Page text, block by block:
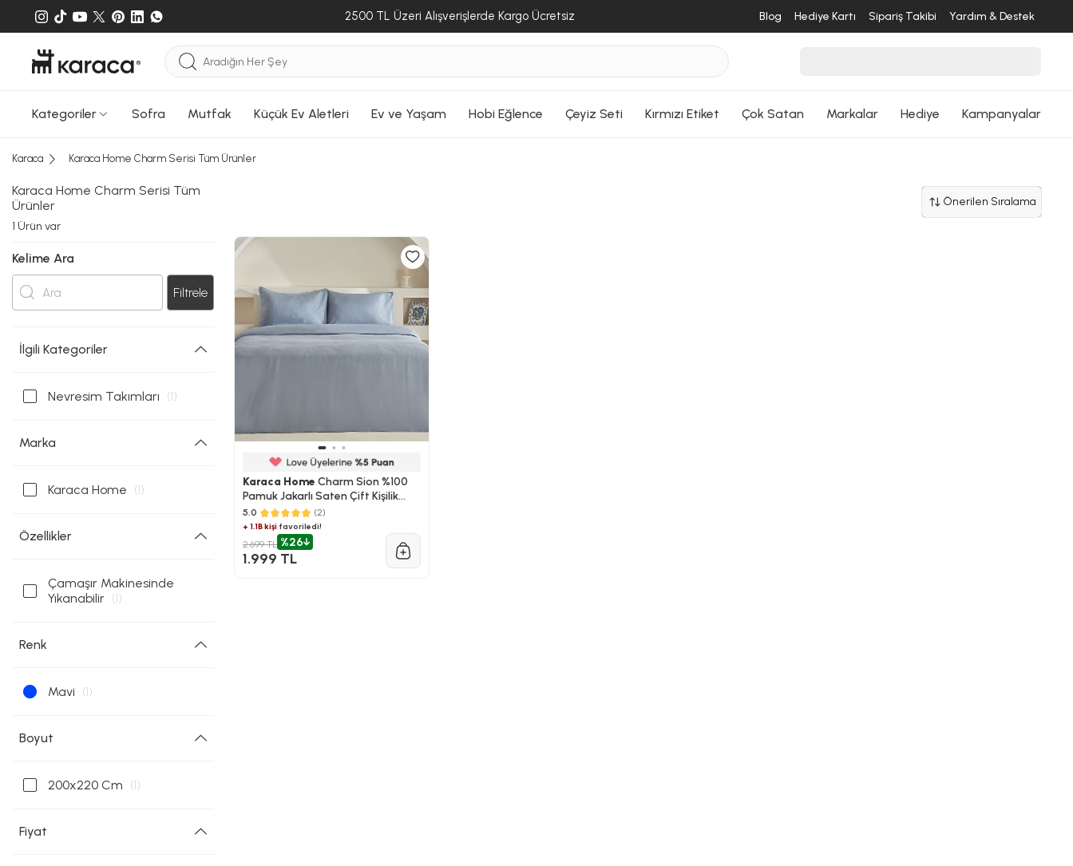
2500 TL Üzeri Alışverişlerde Kargo Ücretsiz Blog Hediye Kartı Sipariş Takibi Yardım & Destek
Kategoriler Sofra Mutfak Küçük Ev Aletleri Ev ve Yaşam Hobi Eğlence Çeyiz Seti Kırmızı Etiket Çok Satan Markalar Hediye Kampanyalar
Karaca Karaca Home Charm Serisi Tüm Ürünler
Karaca Home Charm Serisi Tüm
Ürünler
1 Ürün var
Kelime Ara
Filtrele
İlgili Kategoriler
Nevresim Takımları (1)
Marka
Karaca Home (1)
Özellikler
Çamaşır Makinesinde
Yıkanabilir (1)
Renk
Mavi (1)
Boyut
200x220 Cm (1)
Fiyat
Önerilen Sıralama
Karaca Home Charm Sion %100
Pamuk Jakarlı Saten Çift Kişilik
Nevresim Takımı Mavi
5.0 (2)
+ 1.1B kişifavoriledi!
2.699 TL %26
1.999 TL